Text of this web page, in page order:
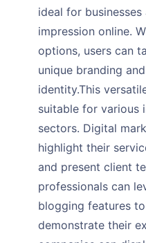
ideal for
impression online.
options, users can
unique branding
identity.This
suitable for various
sectors. Digital
highlight their
and present client
professionals can
blogging features
demonstrate their